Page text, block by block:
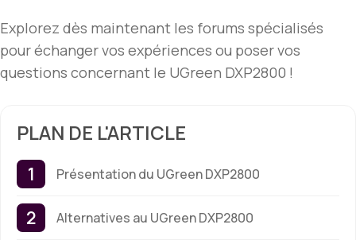
Explorez dès maintenant les forums spécialisés
pour échanger vos expériences ou poser vos
questions concernant le UGreen DXP2800 !
PLAN DE L'ARTICLE
Présentation du UGreen DXP2800
Alternatives au UGreen DXP2800